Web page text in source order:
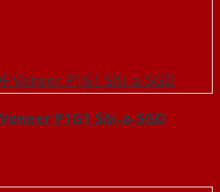
P1G1 Sồi-a-SGD